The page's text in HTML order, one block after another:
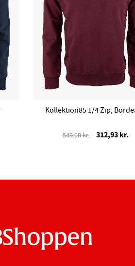
Kollektion85 1/4 Zip,
549,00 kr. 312,93 kr.